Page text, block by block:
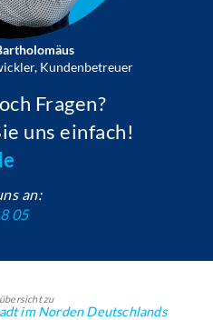
Kundenbetreuer
Fragen?
uns einfach!
an:
05
zu
im Norden Deutschlands